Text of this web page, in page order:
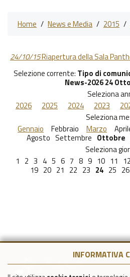
INFORMATIVA
Home / News e Media / 2015 /
24/10/15Riapertura della Sala
Selezione corrente: Tipo di
News-2026 24
Seleziona
2026
2025 2024 2023
Seleziona
Gennaio
Febbraio Marzo
Agosto Settembre Ottobre
Seleziona
1 2 3 4 5 6 7 8 9 10 11 12
19 20 21 22 23 24 25 26